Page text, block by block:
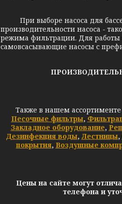
При выборе насоса для
производительности насоса -
режима фильтрации. Для работы
самовсасывающие насосы с
Также в нашем
Песочные фильтры,
Закладное оборудование,
Дезинфекция воды, Лестницы,
покрытия, Воздушные
Цены на сайте могут
телефона и